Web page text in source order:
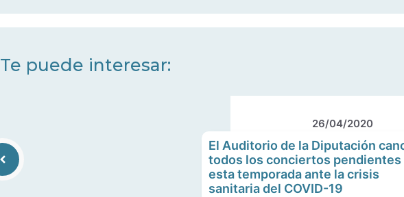
Te puede interesar:
26/04/2020
El Auditorio de la Diputación
todos los conciertos pendientes
esta temporada ante la crisis
sanitaria del COVID-19